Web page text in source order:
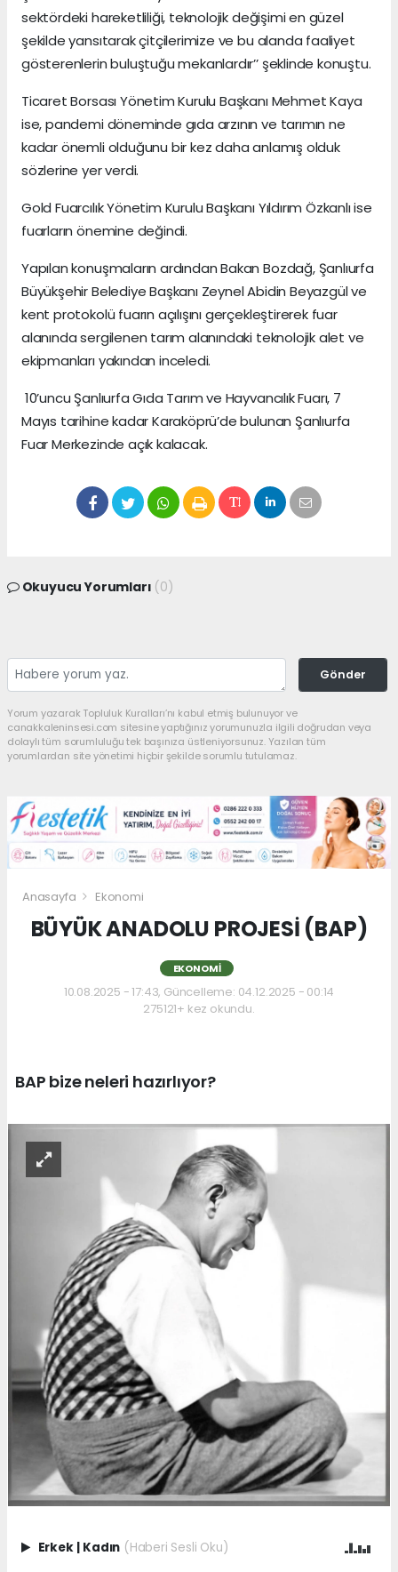
sektördeki hareketliliği, teknolojik değişimi en güzel
şekilde yansıtarak çitçilerimize ve bu alanda faaliyet
gösterenlerin buluştuğu mekanlardır’’ şeklinde konuştu.
Ticaret Borsası Yönetim Kurulu Başkanı Mehmet Kaya
ise, pandemi döneminde gıda arzının ve tarımın ne
kadar önemli olduğunu bir kez daha anlamış olduk
sözlerine yer verdi.
Gold Fuarcılık Yönetim Kurulu Başkanı Yıldırım Özkanlı ise
fuarların önemine değindi.
Yapılan konuşmaların ardından Bakan Bozdağ, Şanlıurfa
Büyükşehir Belediye Başkanı Zeynel Abidin Beyazgül ve
kent protokolü fuarın açılışını gerçekleştirerek fuar
alanında sergilenen tarım alanındaki teknolojik alet ve
ekipmanları yakından inceledi.
10’uncu Şanlıurfa Gıda Tarım ve Hayvancılık Fuarı, 7
Mayıs tarihine kadar Karaköprü’de bulunan Şanlıurfa
Fuar Merkezinde açık kalacak.
Okuyucu Yorumları (0)
Gönder
Yorum yazarak Topluluk Kuralları’nı kabul etmiş bulunuyor ve
canakkaleninsesi.com sitesine yaptığınız yorumunuzla ilgili doğrudan veya
dolaylı tüm sorumluluğu tek başınıza üstleniyorsunuz. Yazılan tüm
yorumlardan site yönetimi hiçbir şekilde sorumlu tutulamaz.
Anasayfa Ekonomi
BÜYÜK ANADOLU PROJESİ (BAP)
EKONOMI
10.08.2025 - 17:43, Güncelleme: 04.12.2025 - 00:14
275121+ kez okundu.
BAP bize neleri hazırlıyor?
Erkek | Kadın (Haberi Sesli Oku)